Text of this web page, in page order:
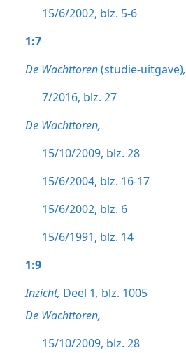
15/6/2002, blz. 5-6
1:7
De Wachttoren(studie-uitgave),
7/2016, blz. 27
De Wachttoren,
15/10/2009, blz. 28
15/6/2004, blz. 16-17
15/6/2002, blz. 6
15/6/1991, blz. 14
1:9
Inzicht, Deel 1, blz. 1005
De Wachttoren,
15/10/2009, blz. 28